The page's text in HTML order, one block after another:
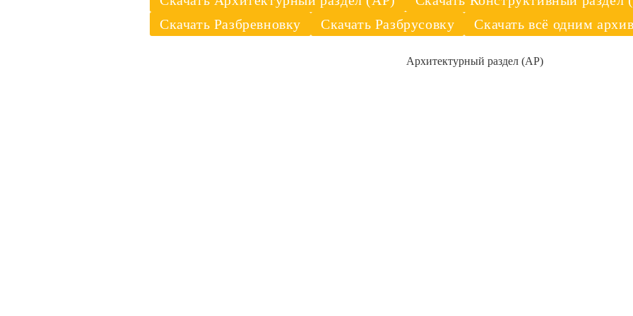
оцилиндрованного
бревна
разбревновки
Скачать Разбревновку
Скачать Разбрусовку Скачать всё одним
Архитектурный раздел (АР)